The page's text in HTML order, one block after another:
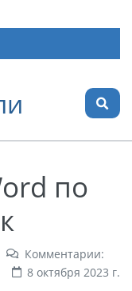
по
Комментарии:
8 октября 2023 г.